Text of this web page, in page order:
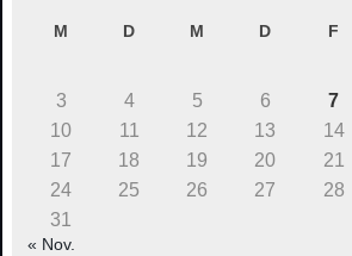
M D M D F
3
4 5 6 7
10
11 12 13 14
17
18 19 20 21
24
25 26 27 28
31
« Nov.